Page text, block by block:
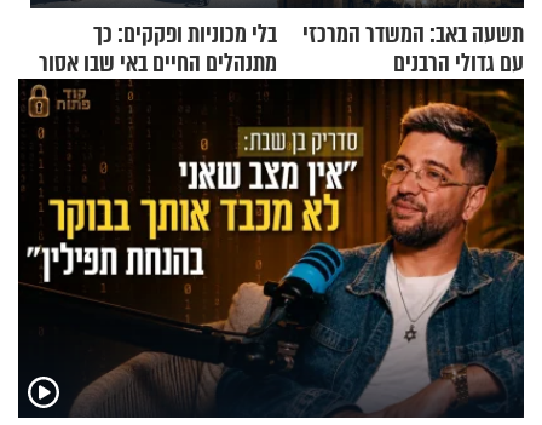
תשעה באב: המשדר המרכזי
עם גדולי הרבנים
בלי מכוניות ופקקים: כך
מתנהלים החיים באי שבו אסור
לנהוג כבר יותר מ-120 שנה